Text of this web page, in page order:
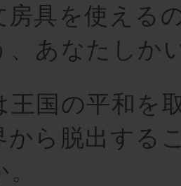
房具を使える
、あなたしか
王国の平和を
から脱出する